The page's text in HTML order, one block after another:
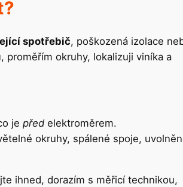
spotřebič, poškozená izolace
proměřím okruhy, lokalizuji viníka a
je před elektroměrem.
okruhy, spálené spoje,
ihned, dorazím s měřicí technikou,